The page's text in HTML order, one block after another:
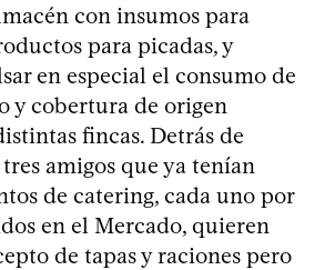
con insumos para
para picadas, y
en especial el consumo de
y cobertura de origen
fincas. Detrás de
amigos que ya tenían
de catering, cada uno por
en el Mercado, quieren
de tapas y raciones pero